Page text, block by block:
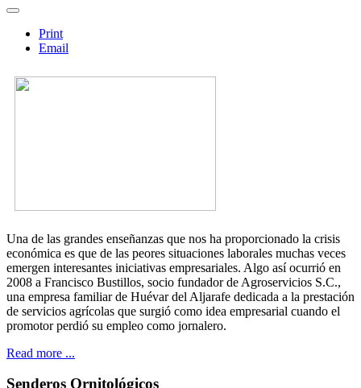
Print
Email
Una de las grandes enseñanzas que nos ha proporcionado la crisis
económica es que de las peores situaciones laborales muchas veces
emergen interesantes iniciativas empresariales. Algo así ocurrió en
2008 a Francisco Bustillos, socio fundador de Agroservicios S.C.,
una empresa familiar de Huévar del Aljarafe dedicada a la prestación
de servicios agrícolas que surgió como idea empresarial cuando el
promotor perdió su empleo como jornalero.
Read more ...
Senderos Ornitológicos